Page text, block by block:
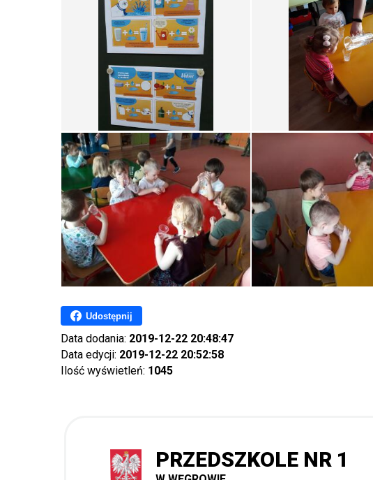
Udostępnij
Data dodania: 2019-12-22 20:48:47
Data edycji: 2019-12-22 20:52:58
Ilość wyświetleń: 1045
PRZEDSZKOLE NR 1